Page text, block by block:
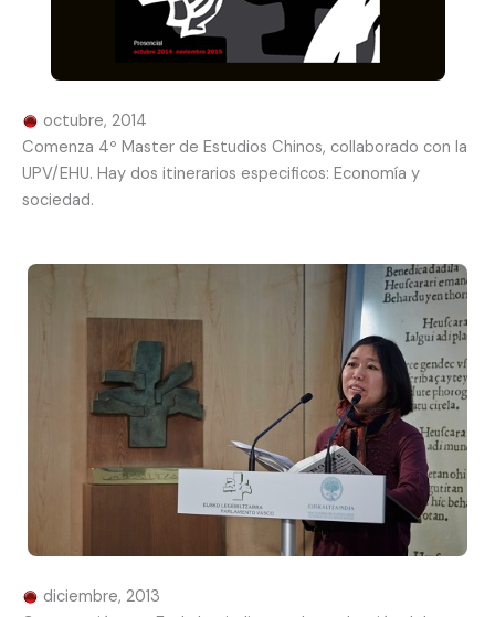
octubre, 2014
Comenza 4º Master de Estudios Chinos, collaborado con la
UPV/EHU. Hay dos itinerarios especificos: Economía y
sociedad.
diciembre, 2013